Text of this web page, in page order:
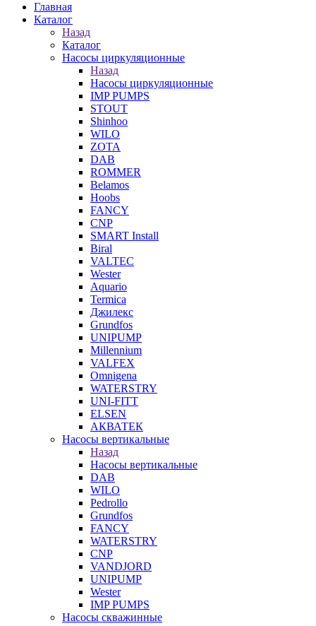
Главная
Каталог
Назад
Каталог
Насосы циркуляционные
Назад
Насосы циркуляционные
IMP PUMPS
STOUT
Shinhoo
WILO
ZOTA
DAB
ROMMER
Belamos
Hoobs
FANCY
CNP
SMART Install
Biral
VALTEC
Wester
Aquario
Termica
Джилекс
Grundfos
UNIPUMP
Millennium
VALFEX
Omnigena
WATERSTRY
UNI-FITT
ELSEN
АКВАТЕК
Насосы вертикальные
Назад
Насосы вертикальные
DAB
WILO
Pedrollo
Grundfos
FANCY
WATERSTRY
CNP
VANDJORD
UNIPUMP
Wester
IMP PUMPS
Насосы скважинные